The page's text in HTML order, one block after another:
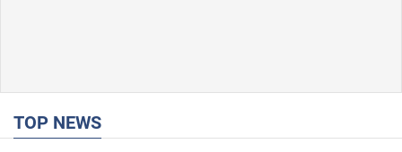
TOP NEWS